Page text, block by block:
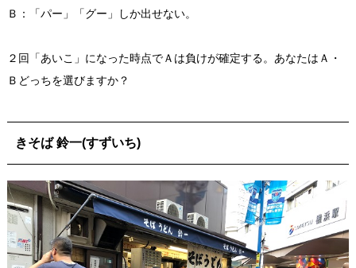
Ｂ：「パー」「グー」しか出せない。
２回「あいこ」になった時点でＡは負けが確定する。あなたはＡ・
Ｂどっちを選びますか？
きそば 鈴一(すずいち)